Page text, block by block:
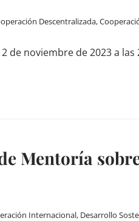
Descentralizada,
de noviembre de 2023 a las
Mentoría
Internacional, Desarrollo